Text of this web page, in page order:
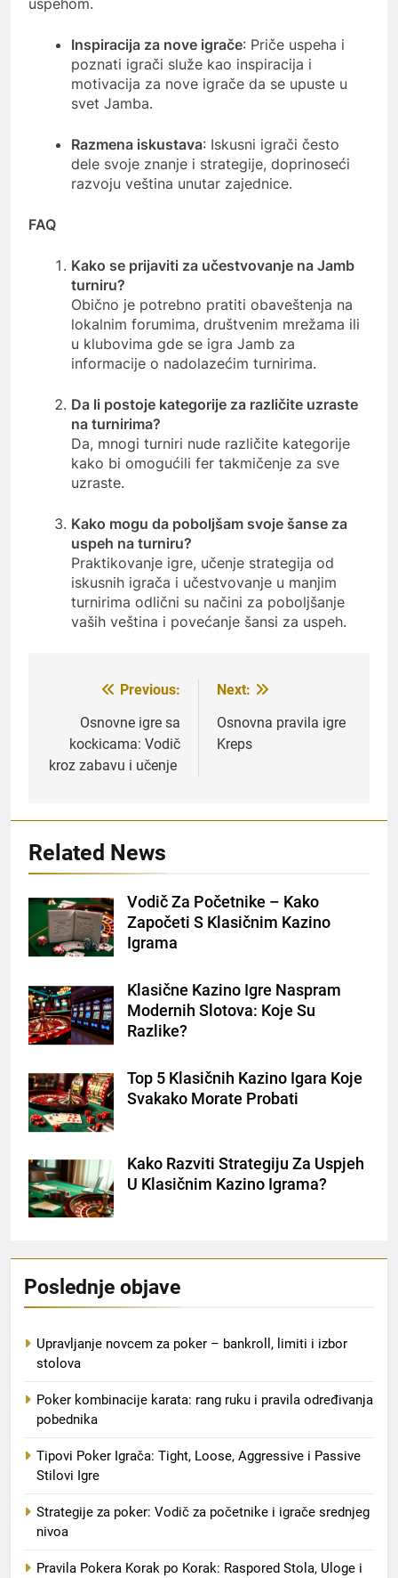
Inspiracija za nove igrače: Priče uspeha i
poznati igrači služe kao inspiracija i
motivacija za nove igrače da se upuste u
svet Jamba.
Razmena iskustava: Iskusni igrači često
dele svoje znanje i strategije, doprinoseći
razvoju veština unutar zajednice.
FAQ
Kako se prijaviti za učestvovanje na Jamb
turniru?
Obično je potrebno pratiti obaveštenja na
lokalnim forumima, društvenim mrežama ili
u klubovima gde se igra Jamb za
informacije o nadolazećim turnirima.
Da li postoje kategorije za različite uzraste
na turnirima?
Da, mnogi turniri nude različite kategorije
kako bi omogućili fer takmičenje za sve
uzraste.
Kako mogu da poboljšam svoje šanse za
uspeh na turniru?
Praktikovanje igre, učenje strategija od
iskusnih igrača i učestvovanje u manjim
turnirima odlični su načini za poboljšanje
vaših veština i povećanje šansi za uspeh.
navigation
Previous:
Osnovne igre sa
kockicama: Vodič
kroz zabavu i učenje
Next:
Osnovna pravila igre
Kreps
Related News
Vodič Za Početnike – Kako
Započeti S Klasičnim Kazino
Igrama
Klasične Kazino Igre Naspram
Modernih Slotova: Koje Su
Razlike?
Top 5 Klasičnih Kazino Igara Koje
Svakako Morate Probati
Kako Razviti Strategiju Za Uspjeh
U Klasičnim Kazino Igrama?
Poslednje objave
Upravljanje novcem za poker – bankroll, limiti i izbor
stolova
Poker kombinacije karata: rang ruku i pravila određivanja
pobednika
Tipovi Poker Igrača: Tight, Loose, Aggressive i Passive
Stilovi Igre
Strategije za poker: Vodič za početnike i igrače srednjeg
nivoa
Pravila Pokera Korak po Korak: Raspored Stola, Uloge i